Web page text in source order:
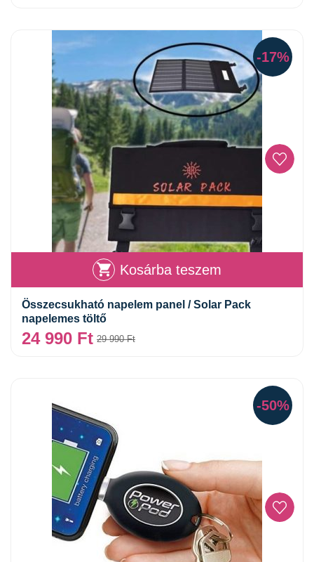
-17%
Kosárba teszem
Összecsukható napelem panel / Solar Pack
napelemes töltő
29 990Ft
24 990 Ft
-50%